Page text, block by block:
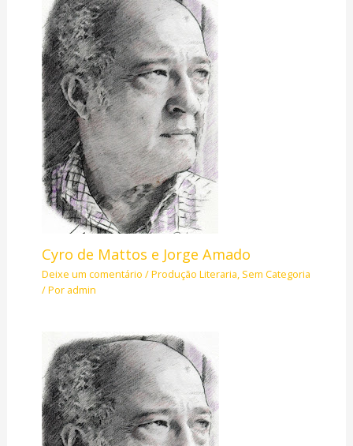
Cyro de Mattos e Jorge Amado
Deixe um comentário /Produção Literaria, Sem Categoria
/ Por admin